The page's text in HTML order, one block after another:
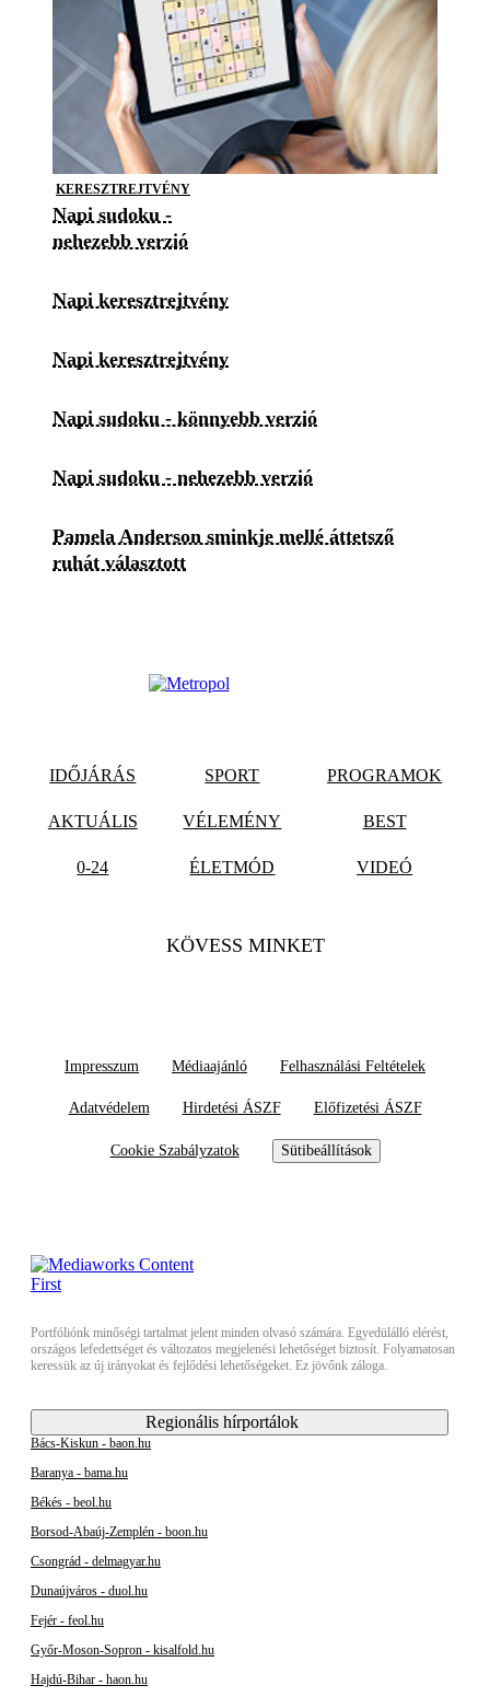
KERESZTREJTVÉNY
Napi sudoku -
nehezebb verzió
Napi keresztrejtvény
Napi keresztrejtvény
Napi sudoku - könnyebb verzió
Napi sudoku - nehezebb verzió
Pamela Anderson sminkje mellé áttetsző
ruhát választott
IDŐJÁRÁS SPORT PROGRAMOK
AKTUÁLIS VÉLEMÉNY BEST
0-24 ÉLETMÓD VIDEÓ
KÖVESS MINKET
Impresszum Médiaajánló Felhasználási Feltételek
Adatvédelem Hirdetési ÁSZF Előfizetési ÁSZF
Cookie Szabályzatok Sütibeállítások
Portfóliónk minőségi tartalmat jelent minden olvasó számára. Egyedülálló elérést,
országos lefedettséget és változatos megjelenési lehetőséget biztosít. Folyamatosan
keressük az új irányokat és fejlődési lehetőségeket. Ez jövőnk záloga.
Regionális hírportálok
Bács-Kiskun - baon.hu
Baranya - bama.hu
Békés - beol.hu
Borsod-Abaúj-Zemplén - boon.hu
Csongrád - delmagyar.hu
Dunaújváros - duol.hu
Fejér - feol.hu
Győr-Moson-Sopron - kisalfold.hu
Hajdú-Bihar - haon.hu